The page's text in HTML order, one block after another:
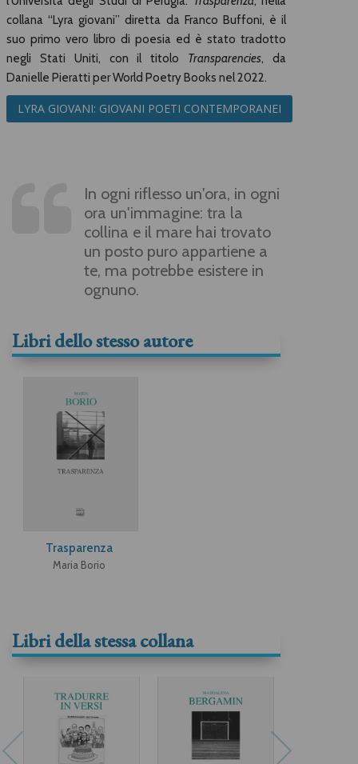
collana “Lyra giovani” diretta da Franco Buffoni, è il
suo primo vero libro di poesia ed è stato tradotto
negli Stati Uniti, con il titolo Transparencies, da
Danielle Pieratti per World Poetry Books nel 2022.
LYRA GIOVANI: GIOVANI POETI CONTEMPORANEI
In ogni riflesso un'ora, in ogni
ora un'immagine: tra la
collina e il mare hai trovato
un posto puro appartiene a
te, ma potrebbe esistere in
ognuno.
Libri dello stesso autore
Trasparenza
Maria Borio
Libri della stessa collana